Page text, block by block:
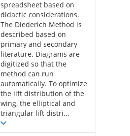
spreadsheet based on
didactic considerations.
The Diederich Method is
described based on
primary and secondary
literature. Diagrams are
digitized so that the
method can run
automatically. To optimize
the lift distribution of the
wing, the elliptical and
triangular lift distri...